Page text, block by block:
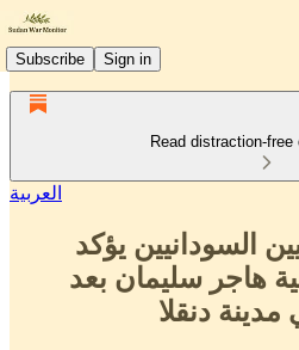
Subscribe Sign in
Read distraction-
العربية
السودانيين يؤكد
هاجر سليمان بعد
مدينة دنقلا